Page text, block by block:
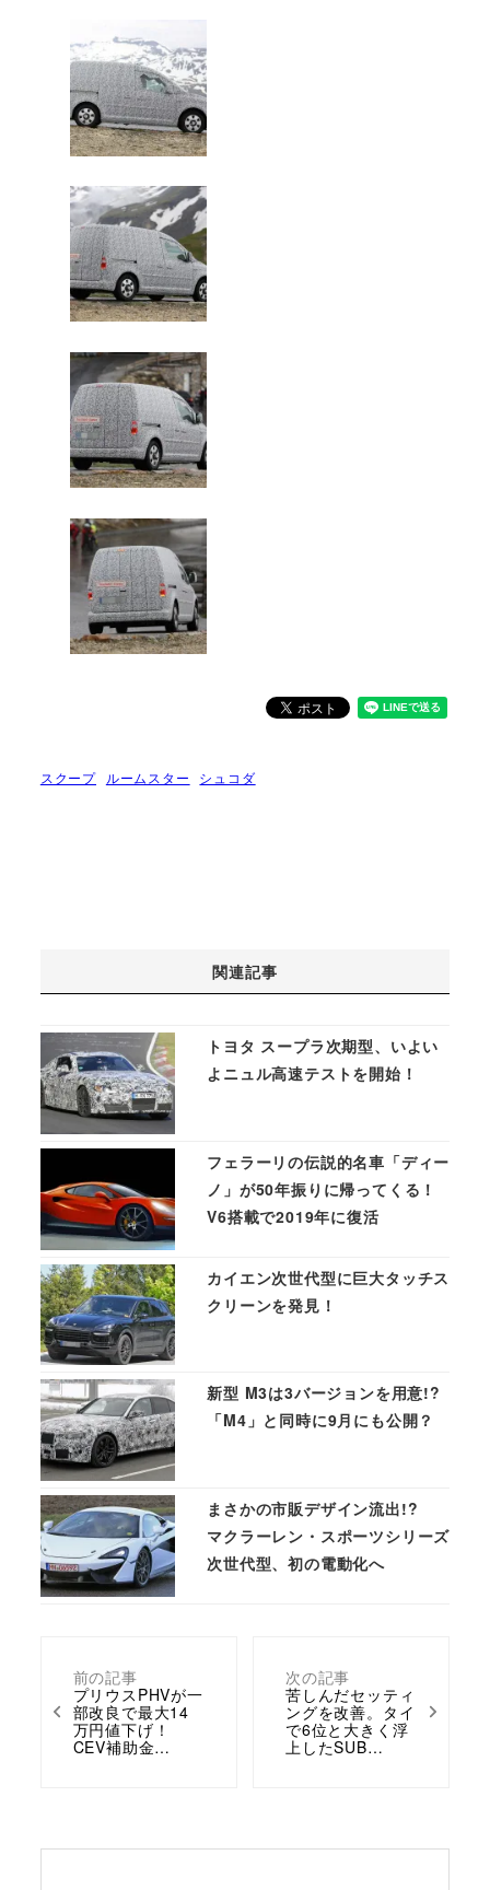
スクープ ルームスター シュコダ
前の記事
プリウスPHVが一
部改良で最大14
万円値下げ！
CEV補助金…
次の記事
苦しんだセッティ
ングを改善。タイ
で6位と大きく浮
上したSUB…
関連記事
トヨタ スープラ次期型、いよい
よニュル高速テストを開始！
フェラーリの伝説的名車「ディー
ノ」が50年振りに帰ってくる！
V6搭載で2019年に復活
カイエン次世代型に巨大タッチス
クリーンを発見！
新型 M3は3バージョンを用意!?
「M4」と同時に9月にも公開？
まさかの市販デザイン流出!?
マクラーレン・スポーツシリーズ
次世代型、初の電動化へ